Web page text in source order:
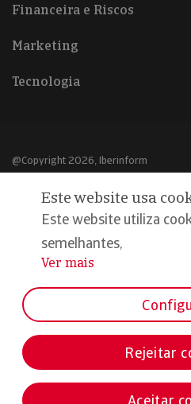
Financeira e Riscos
Marketing
Tecnologia
@Copyright 2026, Iberinform
Aviso legal
Política de cookies
Declaração de privacidade
Este website usa
Este website utiliza
semelhantes,
...
Ver mais
Rejeitar
Aceitar